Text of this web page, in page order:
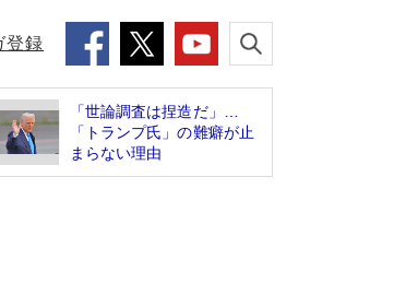
登録
「世論調査は捏造だ」…
「トランプ氏」の難癖が止
まらない理由